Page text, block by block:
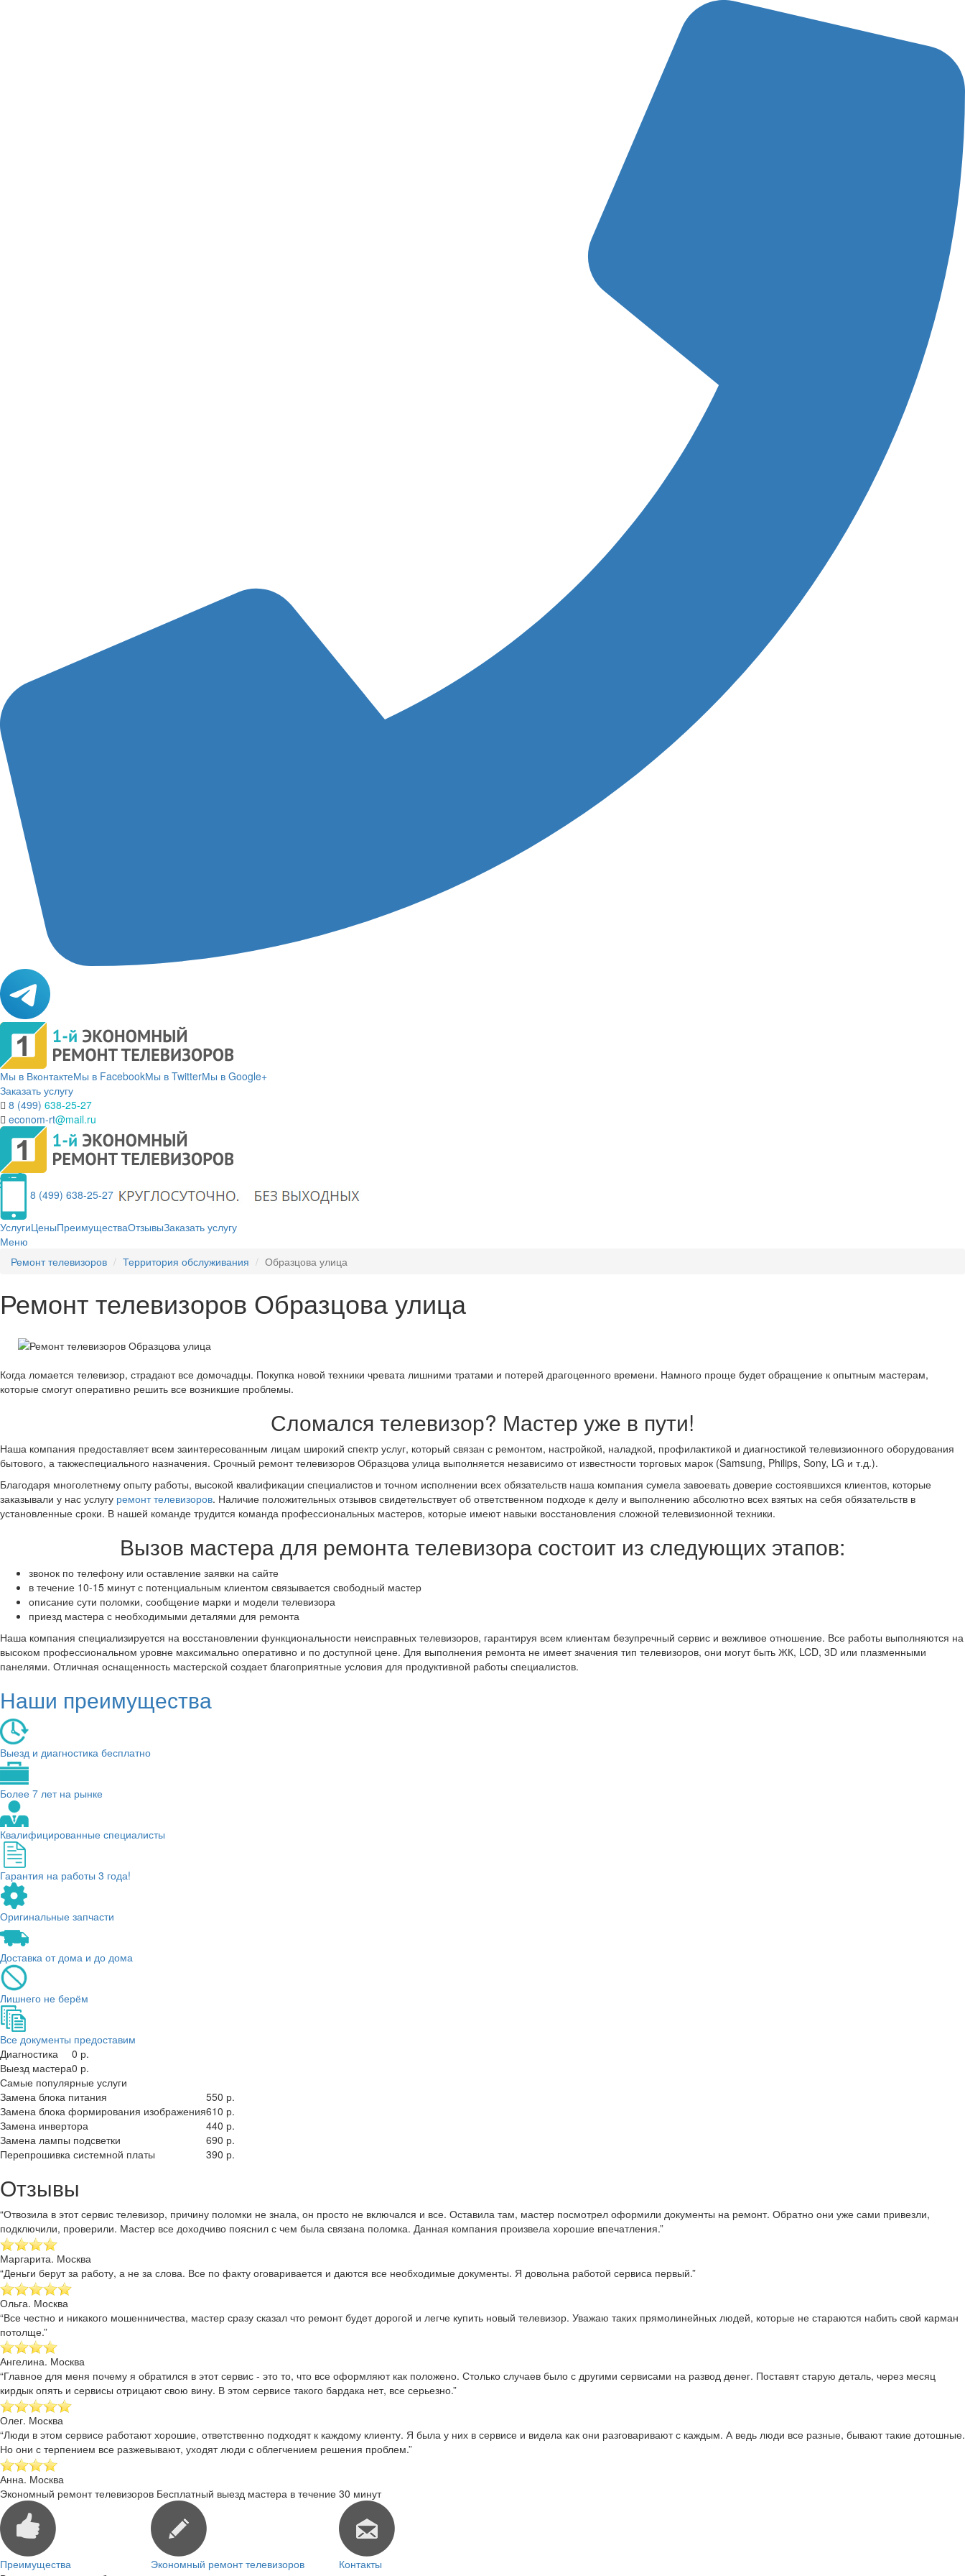
Мы в ВконтактеМы в FacebookМы в TwitterМы в Google+
Заказать услугу
8 (499) 638-25-27
econom-rt@mail.ru
8 (499) 638-25-27
УслугиЦеныПреимуществаОтзывыЗаказать услугу
Меню
Ремонт телевизоров
Территория обслуживания Образцова улица
Ремонт телевизоров Образцова улица
Когда ломается телевизор, страдают все домочадцы. Покупка новой техники чревата лишними тратами и потерей драгоценного времени. Намного проще будет обращение к опытным мастерам,
которые смогут оперативно решить все возникшие проблемы.
Сломался телевизор? Мастер уже в пути!
Наша компания предоставляет всем заинтересованным лицам широкий спектр услуг, который связан с ремонтом, настройкой, наладкой, профилактикой и диагностикой телевизионного оборудования
бытового, а такжеспециального назначения. Срочный ремонт телевизоров Образцова улица выполняется независимо от известности торговых марок (Samsung, Philips, Sony, LG и т.д.).
Благодаря многолетнему опыту работы, высокой квалификации специалистов и точном исполнении всех обязательств наша компания сумела завоевать доверие состоявшихся клиентов, которые
заказывали у нас услугу ремонт телевизоров. Наличие положительных отзывов свидетельствует об ответственном подходе к делу и выполнению абсолютно всех взятых на себя обязательств в
установленные сроки. В нашей команде трудится команда профессиональных мастеров, которые имеют навыки восстановления сложной телевизионной техники.
Вызов мастера для ремонта телевизора состоит из следующих этапов:
звонок по телефону или оставление заявки на сайте
в течение 10-15 минут с потенциальным клиентом связывается свободный мастер
описание сути поломки, сообщение марки и модели телевизора
приезд мастера с необходимыми деталями для ремонта
Наша компания специализируется на восстановлении функциональности неисправных телевизоров, гарантируя всем клиентам безупречный сервис и вежливое отношение. Все работы выполняются на
высоком профессиональном уровне максимально оперативно и по доступной цене. Для выполнения ремонта не имеет значения тип телевизоров, они могут быть ЖК, LCD, 3D или плазменными
панелями. Отличная оснащенность мастерской создает благоприятные условия для продуктивной работы специалистов.
Наши преимущества
Выезд и диагностика бесплатно
Более 7 лет на рынке
Квалифицированные специалисты
Гарантия на работы 3 года!
Оригинальные запчасти
Доставка от дома и до дома
Лишнего не берём
Все документы предоставим
Диагностика
0 р.
Выезд мастера0 р.
Самые популярные услуги
Замена блока питания
550 р.
Замена блока формирования изображения610 р.
Замена инвертора
440 р.
Замена лампы подсветки
690 р.
Перепрошивка системной платы
390 р.
Отзывы
“Отвозила в этот сервис телевизор, причину поломки не знала, он просто не включался и все. Оставила там, мастер посмотрел оформили документы на ремонт. Обратно они уже сами привезли,
подключили, проверили. Мастер все доходчиво пояснил с чем была связана поломка. Данная компания произвела хорошие впечатления.”
Маргарита. Москва
“Деньги берут за работу, а не за слова. Все по факту оговаривается и даются все необходимые документы. Я довольна работой сервиса первый.”
Ольга. Москва
“Все честно и никакого мошенничества, мастер сразу сказал что ремонт будет дорогой и легче купить новый телевизор. Уважаю таких прямолинейных людей, которые не стараются набить свой карман
потолще.”
Ангелина. Москва
“Главное для меня почему я обратился в этот сервис - это то, что все оформляют как положено. Столько случаев было с другими сервисами на развод денег. Поставят старую деталь, через месяц
кирдык опять и сервисы отрицают свою вину. В этом сервисе такого бардака нет, все серьезно.”
Олег. Москва
“Люди в этом сервисе работают хорошие, ответственно подходят к каждому клиенту. Я была у них в сервисе и видела как они разговаривают с каждым. А ведь люди все разные, бывают такие дотошные.
Но они с терпением все разжевывают, уходят люди с облегчением решения проблем.”
Анна. Москва
Экономный ремонт телевизоров Бесплатный выезд мастера в течение 30 минут
Преимущества Экономный ремонт телевизоров
Контакты